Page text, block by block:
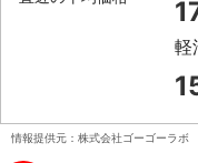
軽
情報提供元：株式会社ゴーゴーラボ